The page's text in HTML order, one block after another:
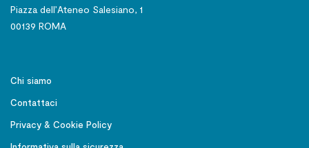
Piazza dell’Ateneo Salesiano, 1
00139 ROMA
Chi siamo
Contattaci
Privacy & Cookie Policy